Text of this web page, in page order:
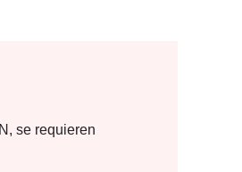
se requieren